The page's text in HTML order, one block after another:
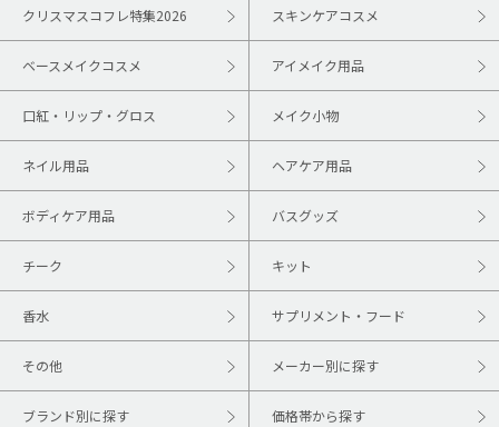
クリスマスコフレ特集2026 スキンケアコスメ
ベースメイクコスメ アイメイク用品
口紅・リップ・グロス メイク小物
ネイル用品 ヘアケア用品
ボディケア用品 バスグッズ
チーク キット
香水 サプリメント・フード
その他 メーカー別に探す
ブランド別に探す 価格帯から探す